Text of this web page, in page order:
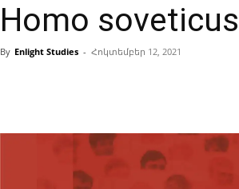
Homo soveticus
By Enlight Studies - Հոկտեմբեր 12, 2021